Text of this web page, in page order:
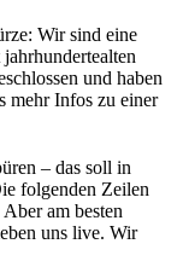
Wir sind eine
und haben
mehr Infos zu einer
– das soll in
folgenden Zeilen
am besten
uns live. Wir